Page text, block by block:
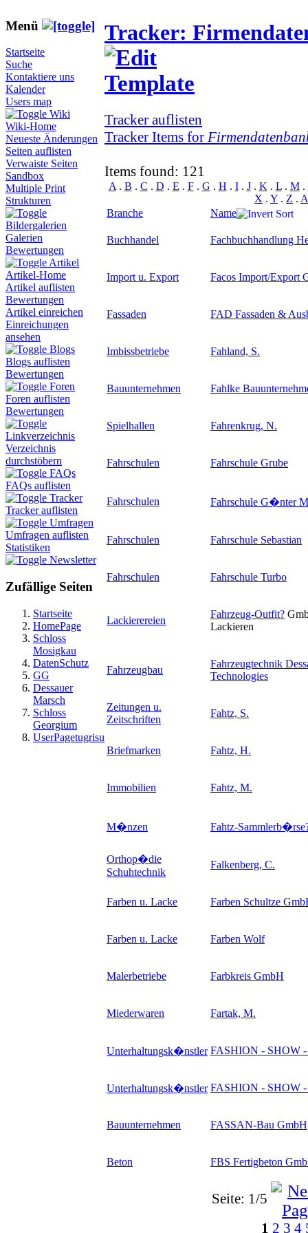
Menü
Startseite
Suche
Kontaktiere uns
Kalender
Users map
Wiki
Wiki-Home
Neueste Änderungen
Seiten auflisten
Verwaiste Seiten
Sandbox
Multiple Print
Strukturen
Bildergalerien
Galerien
Bewertungen
Artikel
Artikel-Home
Artikel auflisten
Bewertungen
Artikel einreichen
Einreichungen
ansehen
Blogs
Blogs auflisten
Bewertungen
Foren
Foren auflisten
Bewertungen
Linkverzeichnis
Verzeichnis
durchstöbern
FAQs
FAQs auflisten
Tracker
Tracker auflisten
Umfragen
Umfragen auflisten
Statistiken
Newsletter
Zufällige Seiten
Startseite
HomePage
Schloss
Mosigkau
DatenSchutz
GG
Dessauer
Marsch
Schloss
Georgium
UserPagetugrisu
Tracker:
Tracker auflisten
Tracker Items for
Items found: 121
A . B . C . D . E . F. G . H . I. J. K . L. M.
X . Y . Z .
Branche
Name
Buchhandel Fachbuchhandlung
Import u. Export Facos Import/Export
Fassaden FAD Fassaden &
Imbissbetriebe Fahland, S.
Bauunternehmen Fahlke
Spielhallen Fahrenkrug, N.
Fahrschulen Fahrschule Grube
Fahrschulen Fahrschule G�nter
Fahrschulen Fahrschule Sebastian
Fahrschulen Fahrschule Turbo
Lackierereien
Fahrzeug-Outfit?
Lackieren
Fahrzeugbau
Fahrzeugtechnik
Technologies
Zeitungen u.
Zeitschriften
Fahtz, S.
Briefmarken Fahtz, H.
Immobilien Fahtz, M.
M�nzen Fahtz-Sammlerb�rse
Orthop�die
Schuhtechnik
Falkenberg, C.
Farben u. Lacke Farben Schultze
Farben u. Lacke Farben Wolf
Malerbetriebe Farbkreis GmbH
Miederwaren Fartak, M.
Unterhaltungsk�nstler FASHION - SHOW
Unterhaltungsk�nstler FASHION - SHOW
Bauunternehmen FASSAN-Bau GmbH
Beton FBS Fertigbeton
Seite: 1/5
1 2 3 4